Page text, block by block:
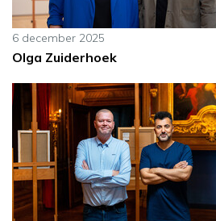
6 december 2025
Olga Zuiderhoek